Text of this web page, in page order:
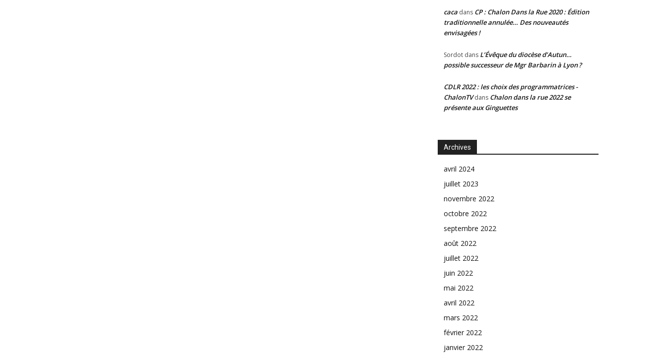
caca dans CP : Chalon Dans la Rue 2020 : Édition
traditionnelle annulée… Des nouveautés
envisagées !
Sordot dans L’Évêque du diocèse d’Autun…
possible successeur de Mgr Barbarin à Lyon ?
CDLR 2022 : les choix des programmatrices -
ChalonTVdans Chalon dans la rue 2022 se
présente aux Ginguettes
Archives
avril 2024
juillet 2023
novembre 2022
octobre 2022
septembre 2022
août 2022
juillet 2022
juin 2022
mai 2022
avril 2022
mars 2022
février 2022
janvier 2022